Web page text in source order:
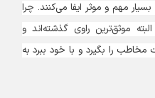
مهم و موثر ایفا می‌کنند. چرا
موثق‌ترین راوی گذشته‌اند و
را بگیرد و با خود ببرد به